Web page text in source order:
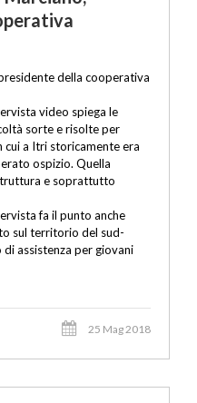
della cooperativa
video spiega le
sorte e risolte per
a Itri storicamente era
ospizio. Quella
e soprattutto
fa il punto anche
sul territorio del sud-
assistenza per giovani
25 Mag 2018